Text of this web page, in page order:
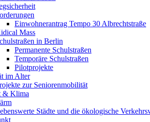
Einwohnerantrag Tempo 30 Albrechtstraße
Mass
in Berlin
Permanente Schulstraßen
Temporäre Schulstraßen
Pilotprojekte
im Alter
zur Seniorenmobilität
& Klima
Städte und die ökologische